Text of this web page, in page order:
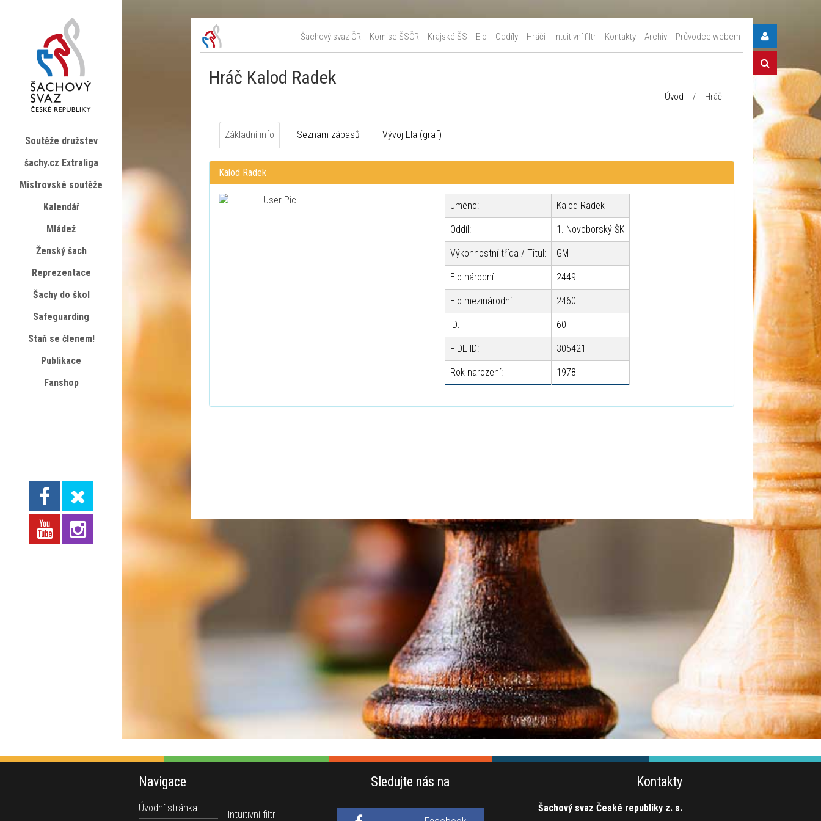
Šachový svaz ČR Komise ŠSČR Krajské ŠS Elo Oddíly Hráči Intuitivní filtr Kontakty Archiv Průvodce webem
Hráč Kalod Radek
Úvod / Hráč
Základní info Seznam zápasů Vývoj Ela (graf)
Kalod Radek
Jméno: Kalod Radek
Oddíl: 1. Novoborský ŠK
Výkonnostní třída / Titul: GM
Elo národní: 2449
Elo mezinárodní: 2460
ID: 60
FIDE ID: 305421
Rok narození: 1978
Soutěže družstev
šachy.cz Extraliga
Mistrovské soutěže
Kalendář
Mládež
Ženský šach
Reprezentace
Šachy do škol
Safeguarding
Staň se členem!
Publikace
Fanshop
Navigace
Úvodní stránka
Intuitivní filtr
Sledujte nás na Kontakty
Šachový svaz České republiky z. s.